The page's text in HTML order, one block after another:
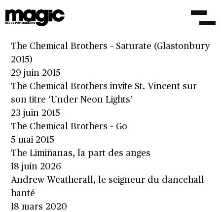
Deserted
The Chemical Brothers – Saturate (Glastonbury
2015)
29 juin 2015
The Chemical Brothers invite St. Vincent sur
son titre ‘Under Neon Lights’
23 juin 2015
The Chemical Brothers – Go
5 mai 2015
The Limiñanas, la part des anges
18 juin 2026
Andrew Weatherall, le seigneur du dancehall
hanté
18 mars 2020